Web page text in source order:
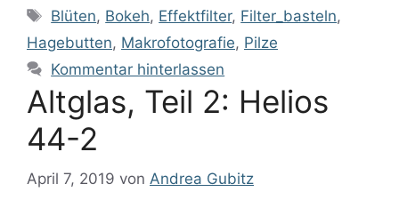
Blüten, Bokeh, Effektfilter, Filter_basteln,
Hagebutten, Makrofotografie, Pilze
Kommentar hinterlassen
Altglas, Teil 2: Helios
44-2
April 7, 2019 von Andrea Gubitz